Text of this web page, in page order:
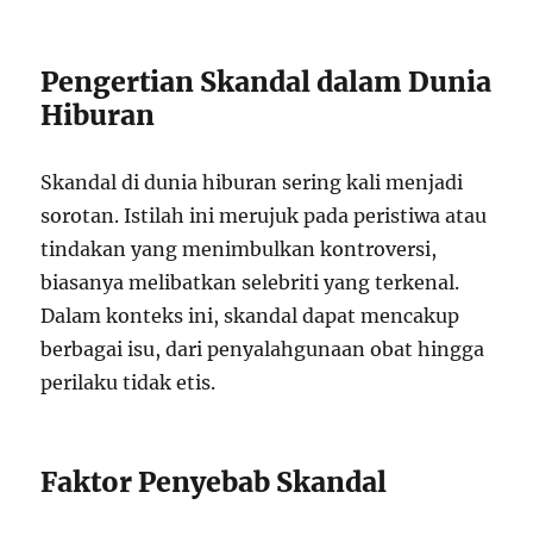
Pengertian Skandal dalam Dunia
Hiburan
Skandal di dunia hiburan sering kali menjadi
sorotan. Istilah ini merujuk pada peristiwa atau
tindakan yang menimbulkan kontroversi,
biasanya melibatkan selebriti yang terkenal.
Dalam konteks ini, skandal dapat mencakup
berbagai isu, dari penyalahgunaan obat hingga
perilaku tidak etis.
Faktor Penyebab Skandal